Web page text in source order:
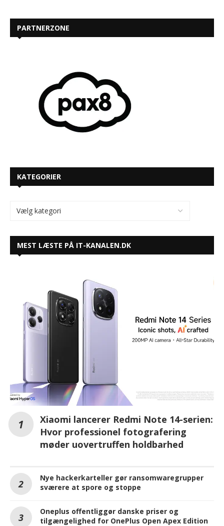
PARTNERZONE
KATEGORIER
MEST LÆSTE PÅ IT-KANALEN.DK
Xiaomi lancerer Redmi Note 14-serien:
Hvor professionel fotografering
møder uovertruffen holdbarhed
Nye hackerkarteller gør ransomwaregrupper
sværere at spore og stoppe
Oneplus offentliggør danske priser og
tilgængelighed for OnePlus Open Apex Edition